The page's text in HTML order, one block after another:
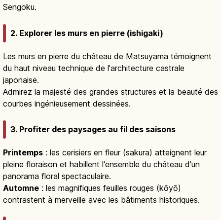
Sengoku.
2. Explorer les murs en pierre (ishigaki)
Les murs en pierre du château de Matsuyama témoignent
du haut niveau technique de l'architecture castrale
japonaise.
Admirez la majesté des grandes structures et la beauté des
courbes ingénieusement dessinées.
3. Profiter des paysages au fil des saisons
Printemps : les cerisiers en fleur (sakura) atteignent leur
pleine floraison et habillent l'ensemble du château d'un
panorama floral spectaculaire.
Automne : les magnifiques feuilles rouges (kōyō)
contrastent à merveille avec les bâtiments historiques.